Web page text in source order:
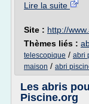
Lire la suite
Site : http://
Thèmes liés :
telescopique / abri
maison / abri
Les abris
Piscine.org